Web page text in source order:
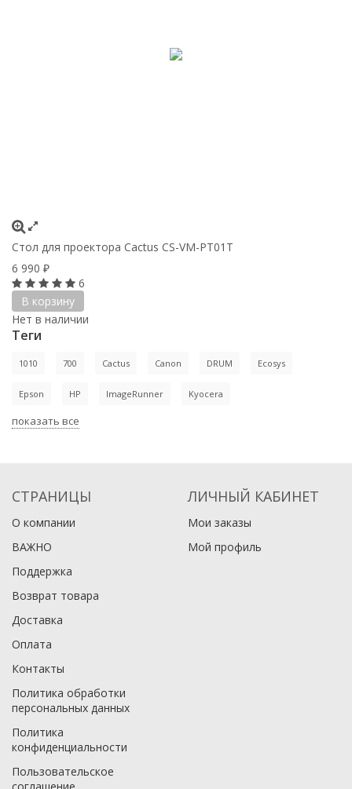
Стол для проектора Cactus CS-VM-PT01T
6 990 ₽
6
В корзину
Нет в наличии
Теги
1010 700 Cactus Canon DRUM Ecosys
Epson HP ImageRunner Kyocera
показать все
СТРАНИЦЫ
О компании
ВАЖНО
Поддержка
Возврат товара
Доставка
Оплата
Контакты
Политика обработки
персональных данных
Политика
конфиденциальности
Пользовательское
ЛИЧНЫЙ КАБИНЕТ
Мои заказы
Мой профиль